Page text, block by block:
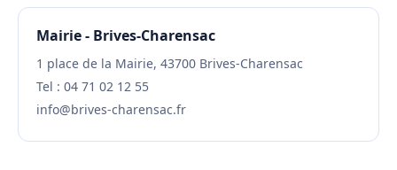
Mairie - Brives-Charensac
1 place de la Mairie, 43700 Brives-Charensac
Tel : 04 71 02 12 55
info@brives-charensac.fr